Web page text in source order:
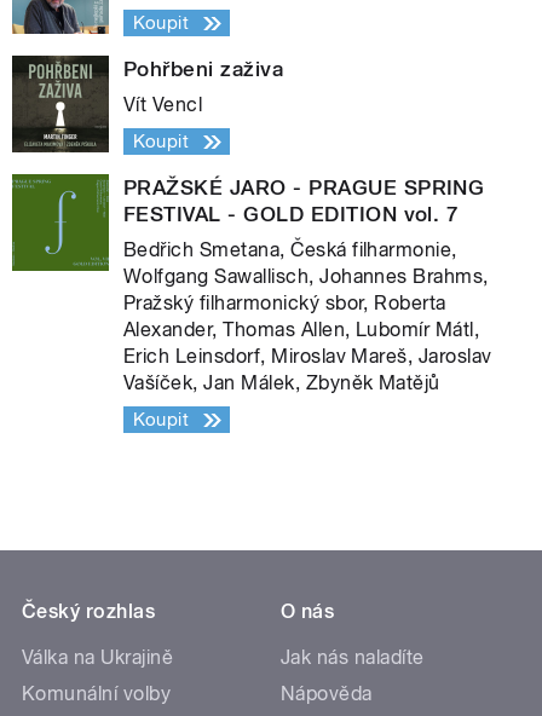
Koupit
Pohřbeni zaživa
Vít Vencl
Koupit
PRAŽSKÉ JARO - PRAGUE SPRING
FESTIVAL - GOLD EDITION vol. 7
Bedřich Smetana, Česká filharmonie,
Wolfgang Sawallisch, Johannes Brahms,
Pražský filharmonický sbor, Roberta
Alexander, Thomas Allen, Lubomír Mátl,
Erich Leinsdorf, Miroslav Mareš, Jaroslav
Vašíček, Jan Málek, Zbyněk Matějů
Koupit
Český rozhlas
Válka na Ukrajině
Komunální volby
O nás
Jak nás naladíte
Nápověda